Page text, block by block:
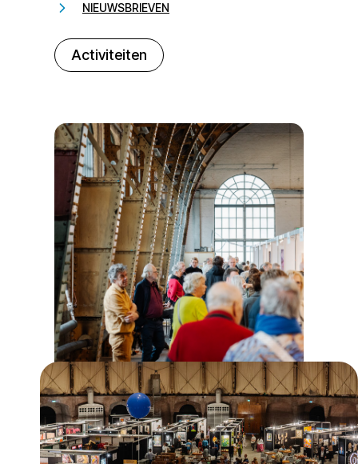
NIEUWSBRIEVEN
Activiteiten
232323